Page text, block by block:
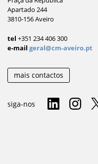
Apartado 244
3810-156 Aveiro
tel +351 234 406 300
e-mail geral@cm-aveiro.pt
mais contactos
siga-nos